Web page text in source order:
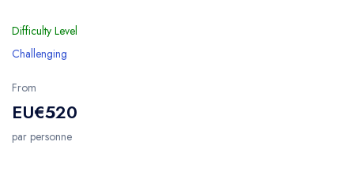
Difficulty Level
Challenging
From
EU€520
par personne